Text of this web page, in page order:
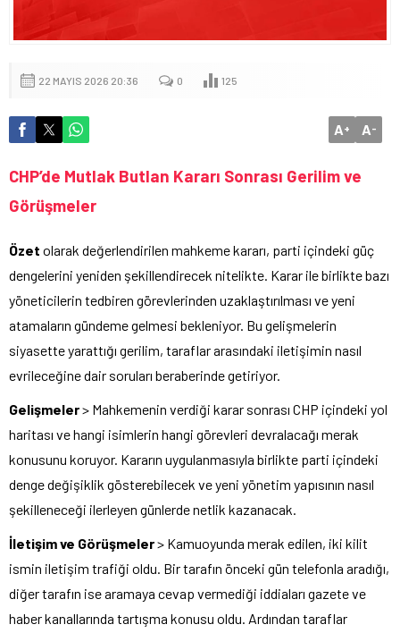
22 MAYIS 2026 20:36 0 125
A+ A-
CHP’de Mutlak Butlan Kararı Sonrası Gerilim ve
Görüşmeler
Özet olarak değerlendirilen mahkeme kararı, parti içindeki güç
dengelerini yeniden şekillendirecek nitelikte. Karar ile birlikte bazı
yöneticilerin tedbiren görevlerinden uzaklaştırılması ve yeni
atamaların gündeme gelmesi bekleniyor. Bu gelişmelerin
siyasette yarattığı gerilim, taraflar arasındaki iletişimin nasıl
evrileceğine dair soruları beraberinde getiriyor.
Gelişmeler> Mahkemenin verdiği karar sonrası CHP içindeki yol
haritası ve hangi isimlerin hangi görevleri devralacağı merak
konusunu koruyor. Kararın uygulanmasıyla birlikte parti içindeki
denge değişiklik gösterebilecek ve yeni yönetim yapısının nasıl
şekilleneceği ilerleyen günlerde netlik kazanacak.
İletişim ve Görüşmeler> Kamuoyunda merak edilen, iki kilit
ismin iletişim trafiği oldu. Bir tarafın önceki gün telefonla aradığı,
diğer tarafın ise aramaya cevap vermediği iddiaları gazete ve
haber kanallarında tartışma konusu oldu. Ardından taraflar